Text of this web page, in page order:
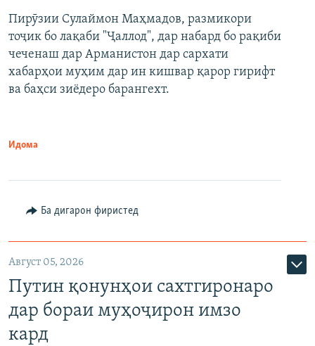
Auto 240p 360p 480p
720p 1080p
360p
480p
Пирӯзии Сулаймон Маҳмадов, размикори
тоҷик бо лақаби "Ҷаллод", дар набард бо рақиби
чеченаш дар Арманистон дар сархати
хабарҳои муҳим дар ин кишвар қарор гирифт
ва баҳси зиёдеро барангехт.
Идома
Ба дигарон фиристед
Август 05, 2026
Путин қонунҳои сахтгиронаро
дар бораи муҳоҷирон имзо
кард